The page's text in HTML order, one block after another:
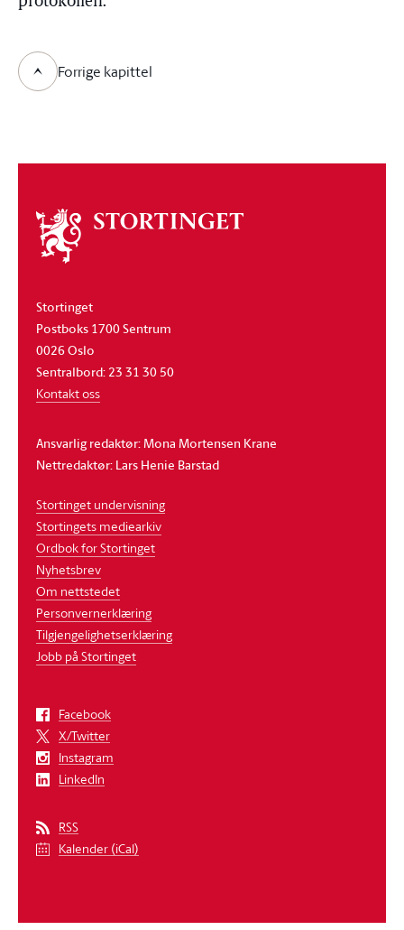
Forrige kapittel
Om
stortinget
Stortinget
Postboks 1700 Sentrum
0026 Oslo
Sentralbord: 23 31 30 50
Kontakt oss
Ansvarlig redaktør: Mona Mortensen Krane
Nettredaktør: Lars Henie Barstad
Stortinget undervisning
Stortingets mediearkiv
Ordbok for Stortinget
Nyhetsbrev
Om nettstedet
Personvernerklæring
Tilgjengelighetserklæring
Jobb på Stortinget
Facebook
X/Twitter
Instagram
LinkedIn
RSS
Kalender (iCal)